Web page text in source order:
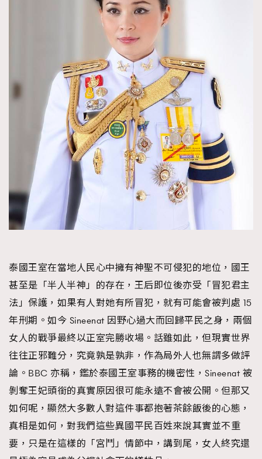
泰國王室在當地人民心中擁有神聖不可侵犯的地位，國王
甚至是「半人半神」的存在，王后即位後亦受「冒犯君主
法」保護，如果有人對她有所冒犯，就有可能會被判處 15
年刑期。如今 Sineenat 因野心過大而回歸平民之身，兩個
女人的戰爭最終以正室完勝收場。話雖如此，但現實世界
往往正邪難分，究竟孰是孰非，作為局外人也無謂多做評
論。BBC 亦稱，鑑於泰國王室事務的機密性，Sineenat 被
剝奪王妃頭銜的真實原因很可能永遠不會被公開。但那又
如何呢，顯然大多數人對這件事都抱著茶餘飯後的心態，
真相是如何，對我們這些異國平民百姓來說其實並不重
要，只是在這樣的「宮鬥」情節中，講到尾，女人終究還